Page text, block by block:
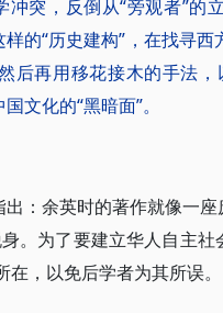
突，反倒从“旁观者”的
的“历史建构”，在找寻西
后再用移花接木的手法，
文化的“黑暗面”。
出：余英时的著作就像一
。为了要建立华人自主
，以免后学者为其所误。